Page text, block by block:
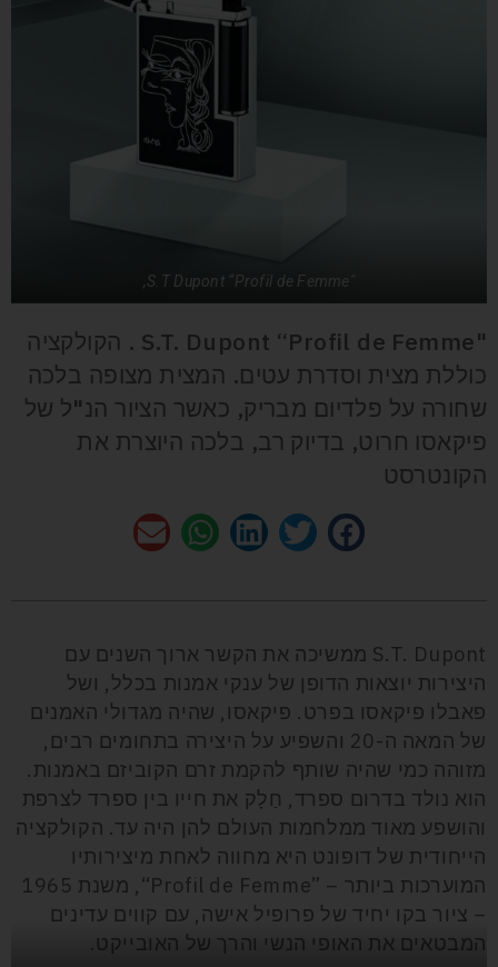
"S.T. Dupont “Profil de Femme . הקולקציה
כוללת מצית וסדרת עטים. המצית מצופה בלכה
שחורה על פלדיום מבריק, כאשר הציור הנ"ל של
פיקאסו חרוט, בדיוק רב, בלכה היוצרת את
הקונטרסט
S.T. Dupont ממשיכה את הקשר ארוך השנים עם
היצירות יוצאות הדופן של ענקי אמנות בכלל, ושל
פאבלו פיקאסו בפרט. פיקאסו, שהיה מגדולי האמנים
של המאה ה-20 והשפיע על היצירה בתחומים רבים,
מזוהה כמי שהיה שותף להקמת זרם הקוביזם באמנות.
הוא נולד בדרום ספרד, חַלָק את חייו בין ספרד לצרפת
והושפע מאוד ממלחמות העולם להן היה עד. הקולקציה
הייחודית של דופונט היא מחווה לאחת מיצירותיו
המוערכות ביותר – “Profil de Femme”
, משנת 1965
– ציור בקו יחיד של פרופיל אישה, עם קווים עדינים
המבטאים את האופי הנשי והרך של האובייקט.